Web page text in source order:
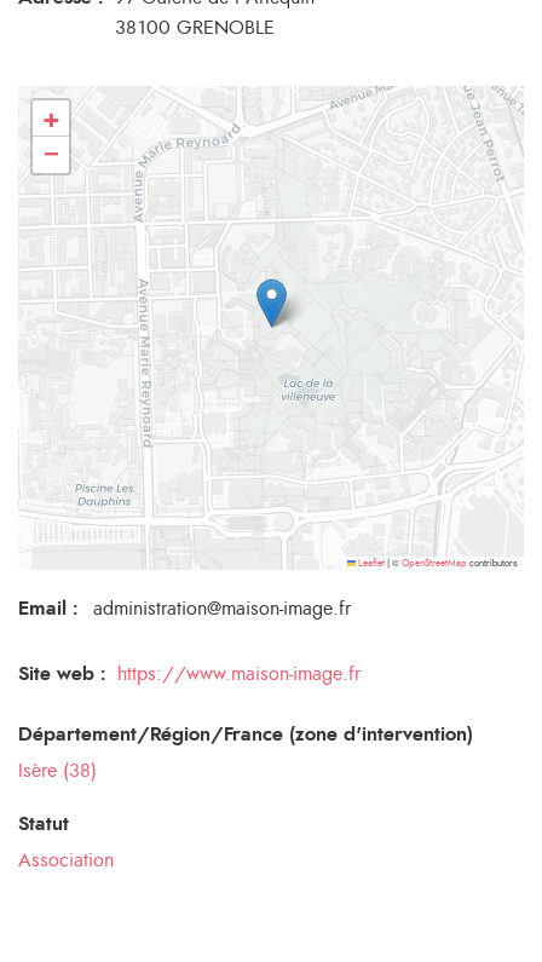
38100 GRENOBLE
+
−
Leaflet © OpenStreetMap contributors
Email : administration@maison-image.fr
Site web : https://www.maison-image.fr
Département/Région/France (zone d'intervention)
Isère (38)
Statut
Association